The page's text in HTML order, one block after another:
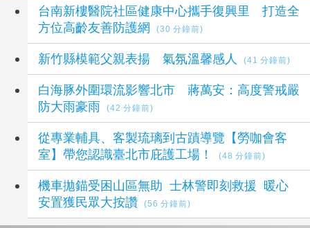
台南新樓醫院社區健康中心攜手復興里 打造全
方位高齡友善防護網
(30 分鐘前)
新竹縣模範父親表揚 氣氛溫馨感人 (41 分鐘前)
白海豚外圍環流影響北市 蔣萬安：高度警戒嚴
防大雨豪雨
(42 分鐘前)
從專業輔具、客製琉璃到古蹟導覽【勞咖會客
室】帶您認識臺北市庇護工場！
(48 分鐘前)
機車拋錨受困山區無助 士林警即刻救援 暖心
安置獲民眾大按讚
(56 分鐘前)